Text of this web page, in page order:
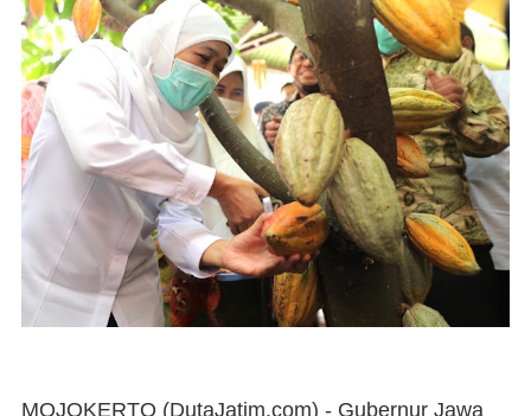
MOJOKERTO (DutaJatim.com) - Gubernur Jawa